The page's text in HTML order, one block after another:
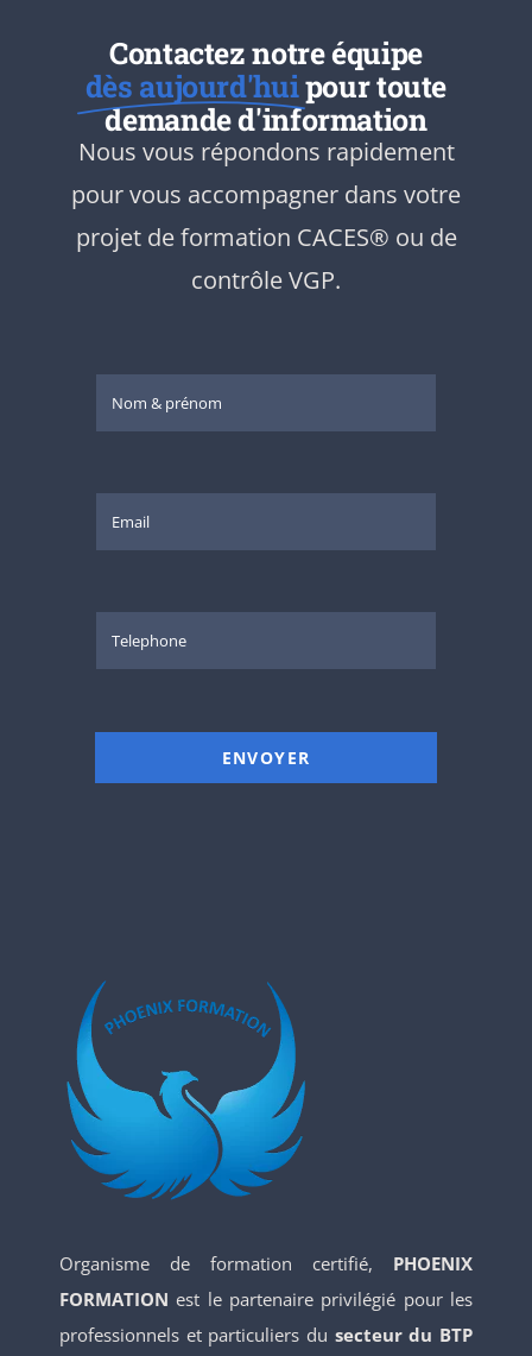
Contactez notre équipe
dès aujourd'huipour toute
demande d'information
Nous vous répondons rapidement
pour vous accompagner dans votre
projet de formation CACES® ou de
contrôle VGP.
ENVOYER
Organisme de formation certifié, PHOENIX
FORMATION est le partenaire privilégié pour les
professionnels et particuliers du secteur du BTP